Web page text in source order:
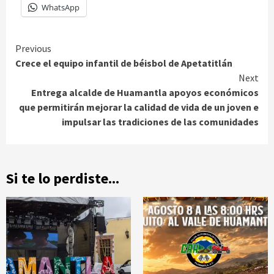
WhatsApp
Continue
Reading
Previous
Crece el equipo infantil de béisbol de Apetatitlán
Next
Entrega alcalde de Huamantla apoyos económicos
que permitirán mejorar la calidad de vida de un joven e
impulsar las tradiciones de las comunidades
Si te lo perdiste...